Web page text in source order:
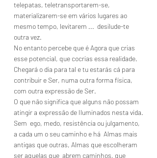
telepatas, teletransportarem-se,
materializarem-se em vários lugares ao
mesmo tempo, levitarem ...  desilude-te
outra vez.
No entanto percebe que é Agora que crias
esse potencial, que cocrias essa realidade.
Chegará o dia para tal e tu estarás cá para
contribuir e Ser, numa outra forma física,
com outra expressão de Ser.
O que não significa que alguns não possam
atingir a expressão de Iluminados nesta vida.
Sem  ego, medo, resistência ou julgamento,
a cada um o seu caminho e há  Almas mais
antigas que outras, Almas que escolheram
ser aquelas que  abrem caminhos, que